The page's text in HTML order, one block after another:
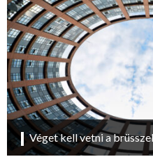
Véget kell vetni a